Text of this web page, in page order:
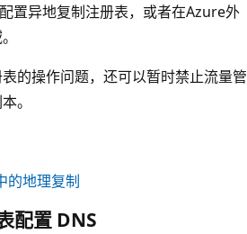
置异地复制注册表，或者在Azure外
的操作问题，还可以暂时禁止流量管
。
的地理复制
配置 DNS